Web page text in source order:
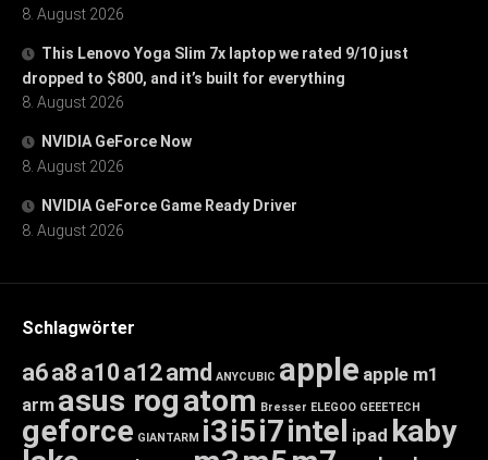
8. August 2026
This Lenovo Yoga Slim 7x laptop we rated 9/10 just
dropped to $800, and it’s built for everything
8. August 2026
NVIDIA GeForce Now
8. August 2026
NVIDIA GeForce Game Ready Driver
8. August 2026
Schlagwörter
a6a8 a10 a12amd ANYCUBIC apple apple m1
arm asus rogatom Bresser ELEGOO GEEETECH
geforce GIANTARM i3i5i7intel ipad kaby